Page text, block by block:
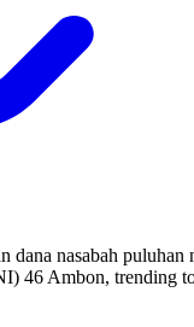
dana nasabah
46 Ambon, trending